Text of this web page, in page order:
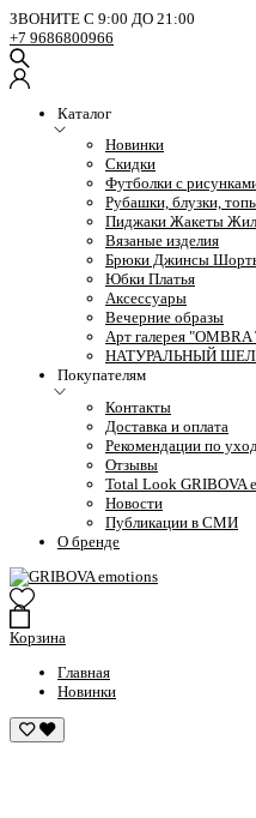
ЗВОНИТЕ С 9:00 ДО 21:00
+7 9686800966
Каталог
Новинки
Скидки
Футболки с
Рубашки, блузки,
Пиджаки Жакеты
Вязаные изделия
Брюки Джинсы
Юбки Платья
Аксессуары
Вечерние образы
Арт галерея
НАТУРАЛЬНЫЙ ШЕЛК
Покупателям
Контакты
Доставка и оплата
Рекомендации по
Отзывы
Total Look GRIBOVA
Новости
Публикации в СМИ
О бренде
Корзина
Главная
Новинки